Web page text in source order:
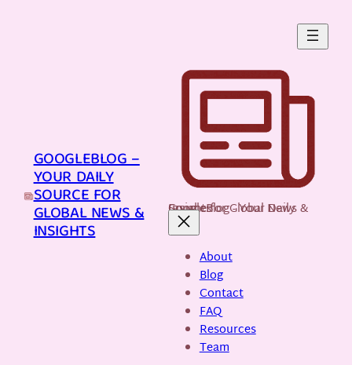
GOOGLEBLOG –
YOUR DAILY
SOURCE FOR
GLOBAL NEWS &
INSIGHTS
GoogleBlog - Your Daily Source for Global News & Insights
About
Blog
Contact
FAQ
Resources
Team